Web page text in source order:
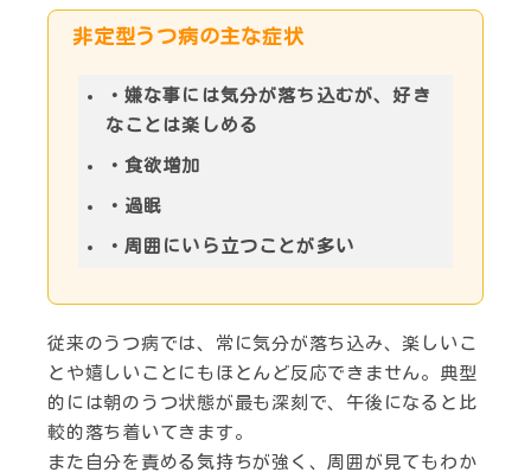
非定型うつ病の主な症状
・嫌な事には気分が落ち込むが、好き
なことは楽しめる
・食欲増加
・過眠
・周囲にいら立つことが多い
従来のうつ病では、常に気分が落ち込み、楽しいこ
とや嬉しいことにもほとんど反応できません。典型
的には朝のうつ状態が最も深刻で、午後になると比
較的落ち着いてきます。
また自分を責める気持ちが強く、周囲が見てもわか